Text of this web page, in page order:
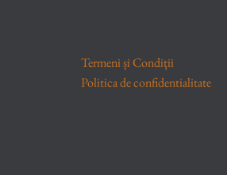
Termeni și Condiții
Politica de confidentialitate